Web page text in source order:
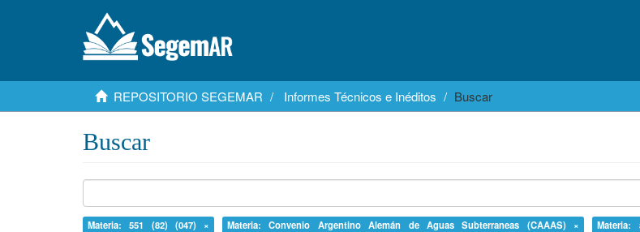
REPOSITORIO SEGEMAR Informes Técnicos e Inéditos Buscar
Buscar
Materia: 551 (82) (047) × Materia: Convenio Argentino Alemán de Aguas Subterraneas (CAAAS) × Materia: